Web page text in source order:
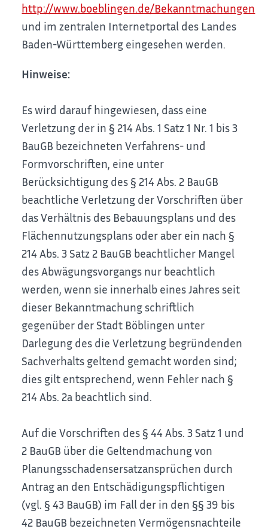
http://www.boeblingen.de/Bekanntmachungen
und im zentralen Internetportal des Landes
Baden-Württemberg eingesehen werden.
Hinweise:
Es wird darauf hingewiesen, dass eine
Verletzung der in § 214 Abs. 1 Satz 1 Nr. 1 bis 3
BauGB bezeichneten Verfahrens- und
Formvorschriften, eine unter
Berücksichtigung des § 214 Abs. 2 BauGB
beachtliche Verletzung der Vorschriften über
das Verhältnis des Bebauungsplans und des
Flächennutzungsplans oder aber ein nach §
214 Abs. 3 Satz 2 BauGB beachtlicher Mangel
des Abwägungsvorgangs nur beachtlich
werden, wenn sie innerhalb eines Jahres seit
dieser Bekanntmachung schriftlich
gegenüber der Stadt Böblingen unter
Darlegung des die Verletzung begründenden
Sachverhalts geltend gemacht worden sind;
dies gilt entsprechend, wenn Fehler nach §
214 Abs. 2a beachtlich sind.
Auf die Vorschriften des § 44 Abs. 3 Satz 1 und
2 BauGB über die Geltendmachung von
Planungsschadensersatzansprüchen durch
Antrag an den Entschädigungspflichtigen
(vgl. § 43 BauGB) im Fall der in den §§ 39 bis
42 BauGB bezeichneten Vermögensnachteile